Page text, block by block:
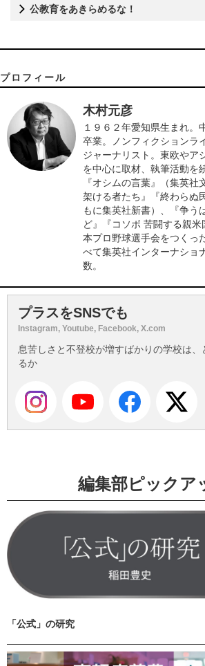
公教育をあきらめるな！
プロフィール
木村元彦
１９６２年愛知県生まれ。
卒業。ノンフィクションラ
ジャーナリスト。東欧やア
を中心に取材、執筆活動を
『オシムの言葉』（集英社
架ける者たち』『終わらぬ
もに集英社新書）、『争う
ど』『コソボ 苦闘する親米
本プロ野球選手会をつくっ
べて集英社インターナショ
数。
プラスをSNSでも
Instagram, Youtube, Facebook, X.com
息苦しさと不登校が増すばかりの学校は
るか
編集部ピックア
「公式」の研究